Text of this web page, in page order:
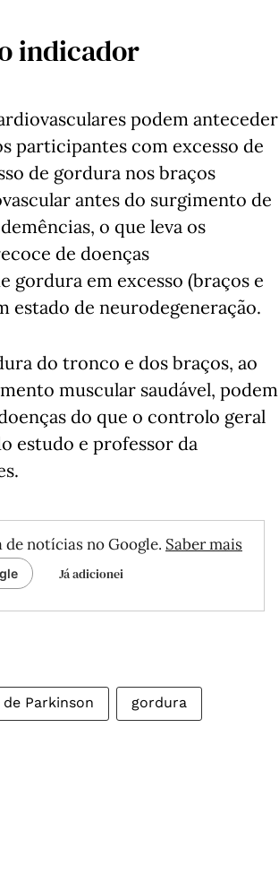
indicador
podem anteceder
participantes com excesso de
de gordura nos braços
antes do surgimento de
o que leva os
de doenças
gordura em excesso (braços e
estado de neurodegeneração.
do tronco e dos braços, ao
muscular saudável, podem
do que o controlo geral
estudo e professor da
notícias no Google. Saber mais
Já adicionei
de Parkinson gordura